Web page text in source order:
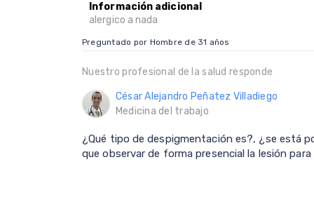
Información adicional
alergico a nada
Preguntado por Hombre de 31 años
Nuestro profesional de la salud responde
César Alejandro Peñatez Villadiego
Medicina del trabajo
¿Qué tipo de despigmentación es?, ¿se está
que observar de forma presencial la lesión